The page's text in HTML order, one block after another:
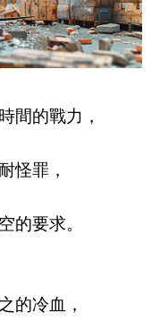
間的戰力，
怪罪，
的要求。
的冷血，